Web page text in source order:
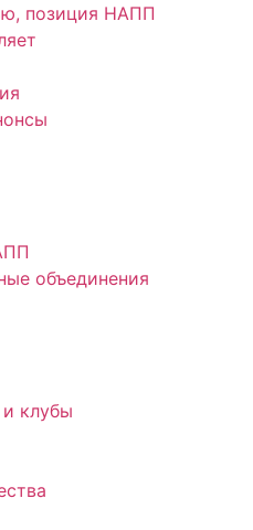
позиция НАПП
объединения
клубы